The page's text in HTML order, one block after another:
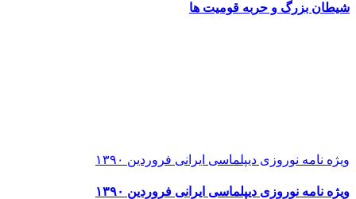
شیطان بزرگ و حربه قومیت ها
ویژه نامه نوروزی دیپلماسی ایرانی فروردین ۱۳۹۰
ویژه نامه نوروزی دیپلماسی ایرانی فروردین ۱۳۹۰